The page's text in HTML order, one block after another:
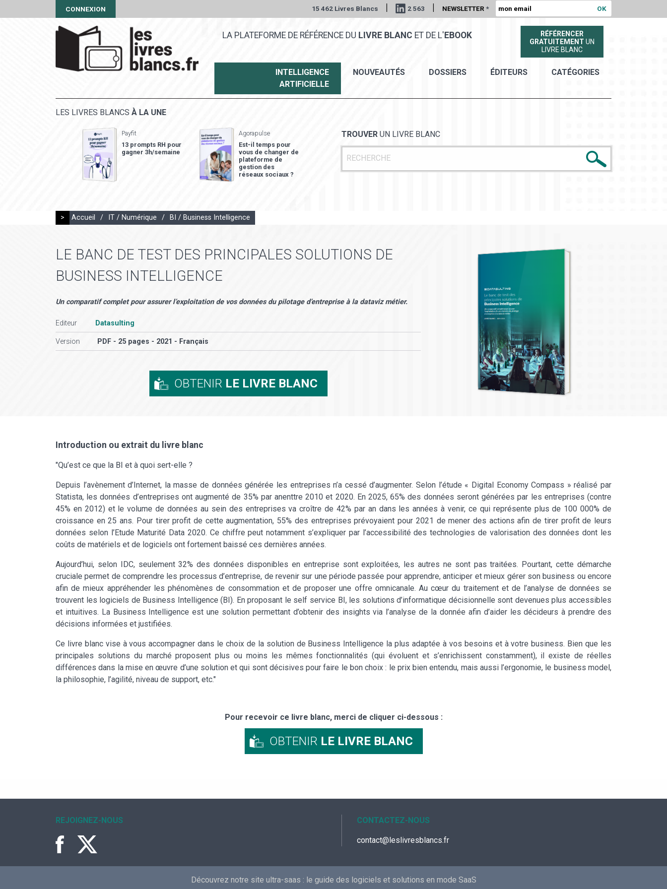
CONNEXION 15 462 Livres Blancs | 2 563 | NEWSLETTER *
LA PLATEFORME DE RÉFÉRENCE DU LIVRE BLANC ET DE L' EBOOK
RÉFÉRENCER
GRATUITEMENT UN
LIVRE BLANC
INTELLIGENCE
ARTIFICIELLE
NOUVEAUTÉS DOSSIERS ÉDITEURS CATÉGORIES
LES LIVRES BLANCS À LA UNE
Payfit
13 prompts RH pour
gagner 3h/semaine
Agorapulse
Est-il temps pour
vous de changer de
plateforme de
gestion des
réseaux sociaux ?
TROUVER UN LIVRE BLANC
> Accueil / IT / Numérique / BI / Business Intelligence
LE BANC DE TEST DES PRINCIPALES SOLUTIONS DE
BUSINESS INTELLIGENCE
Un comparatif complet pour assurer l’exploitation de vos données du pilotage d’entreprise à la dataviz métier.
Editeur Datasulting
Version PDF - 25 pages - 2021 - Français
OBTENIR LE LIVRE BLANC
Introduction ou extrait du livre blanc
"Qu’est ce que la BI et à quoi sert-elle ?
Depuis l’avènement d’Internet, la masse de données générée les entreprises n’a cessé d’augmenter. Selon l’étude « Digital Economy Compass » réalisé par
Statista, les données d’entreprises ont augmenté de 35% par anenttre 2010 et 2020. En 2025, 65% des données seront générées par les entreprises (contre
45% en 2012) et le volume de données au sein des entreprises va croître de 42% par an dans les années à venir, ce qui représente plus de 100 000% de
croissance en 25 ans. Pour tirer profit de cette augmentation, 55% des entreprises prévoyaient pour 2021 de mener des actions afin de tirer profit de leurs
données selon l’Etude Maturité Data 2020. Ce chiffre peut notamment s’expliquer par l’accessibilité des technologies de valorisation des données dont les
coûts de matériels et de logiciels ont fortement baissé ces dernières années.
Aujourd’hui, selon IDC, seulement 32% des données disponibles en entreprise sont exploitées, les autres ne sont pas traitées. Pourtant, cette démarche
cruciale permet de comprendre les processus d’entreprise, de revenir sur une période passée pour apprendre, anticiper et mieux gérer son business ou encore
afin de mieux appréhender les phénomènes de consommation et de proposer une offre omnicanale. Au cœur du traitement et de l’analyse de données se
trouvent les logiciels de Business Intelligence (BI). En proposant le self service BI, les solutions d’informatique décisionnelle sont devenues plus accessibles
et intuitives. La Business Intelligence est une solution permettant d’obtenir des insights via l’analyse de la donnée afin d’aider les décideurs à prendre des
décisions informées et justifiées.
Ce livre blanc vise à vous accompagner dans le choix de la solution de Business Intelligence la plus adaptée à vos besoins et à votre business. Bien que les
principales solutions du marché proposent plus ou moins les mêmes fonctionnalités (qui évoluent et s’enrichissent constamment), il existe de réelles
différences dans la mise en œuvre d’une solution et qui sont décisives pour faire le bon choix : le prix bien entendu, mais aussi l’ergonomie, le business model,
la philosophie, l’agilité, niveau de support, etc."
Pour recevoir ce livre blanc, merci de cliquer ci-dessous :
OBTENIR LE LIVRE BLANC
REJOIGNEZ-NOUS CONTACTEZ-NOUS
contact@leslivresblancs.fr
Découvrez notre site ultra-saas : le guide des logiciels et solutions en mode SaaS